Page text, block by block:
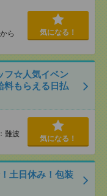
ら
気になる！
フ☆人気イベン
料もらえる日払
難波
気になる！
土日休み！包装